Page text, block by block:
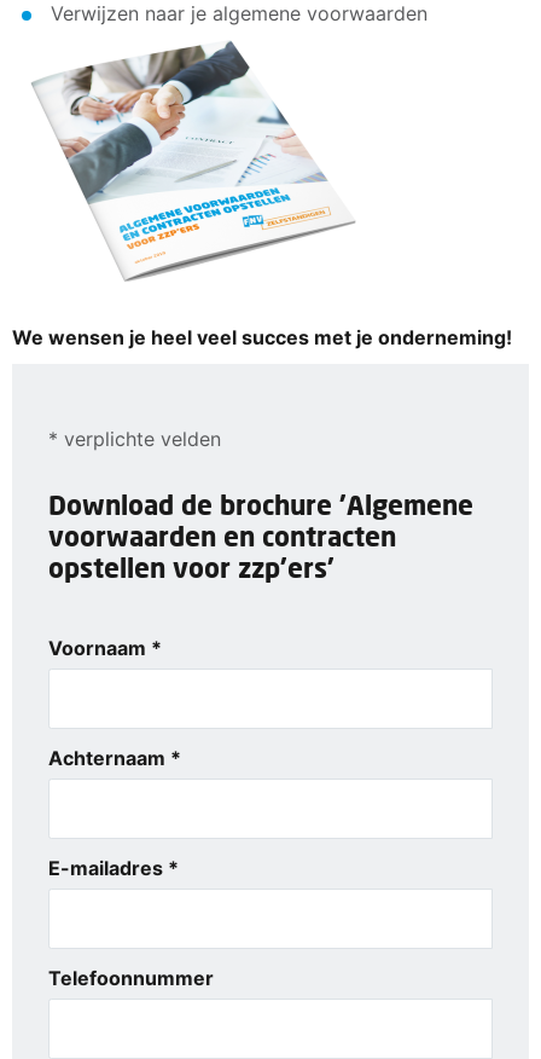
Verwijzen naar je algemene voorwaarden
We wensen je heel veel succes met je onderneming!
* verplichte velden
Download de brochure 'Algemene
voorwaarden en contracten
opstellen voor zzp'ers'
Voornaam *
Achternaam *
E-mailadres *
Telefoonnummer